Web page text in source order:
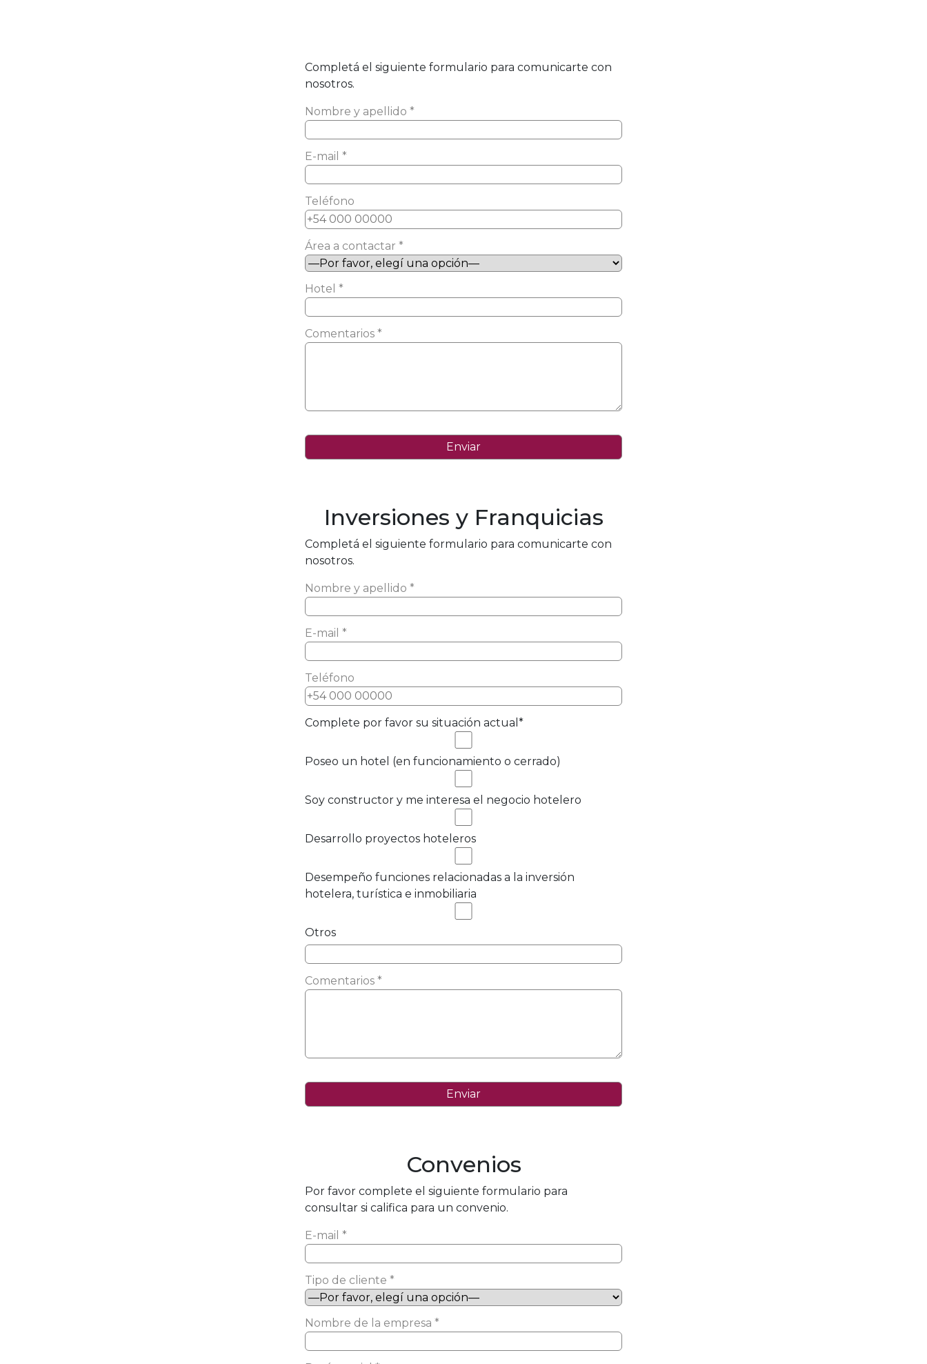
Completá el siguiente formulario para comunicarte con
nosotros.
Nombre y apellido *
E-mail *
Teléfono
Área a contactar *
Hotel *
Comentarios *
Inversiones y Franquicias
Completá el siguiente formulario para comunicarte con
nosotros.
Nombre y apellido *
E-mail *
Teléfono
Complete por favor su situación actual*
Poseo un hotel (en funcionamiento o cerrado)
Soy constructor y me interesa el negocio hotelero
Desarrollo proyectos hoteleros
Desempeño funciones relacionadas a la inversión
hotelera, turística e inmobiliaria
Otros
Comentarios *
Convenios
Por favor complete el siguiente formulario para
consultar si califica para un convenio.
E-mail *
Tipo de cliente *
Nombre de la empresa *